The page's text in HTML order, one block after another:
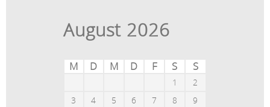
August 2026
M D M D F S S
1
2
3
4 5 6 7 8
9